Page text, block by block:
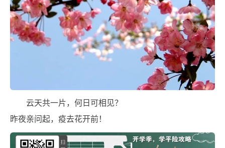
云天共一片，何日可相见？
昨夜亲问起，疫去花开前！